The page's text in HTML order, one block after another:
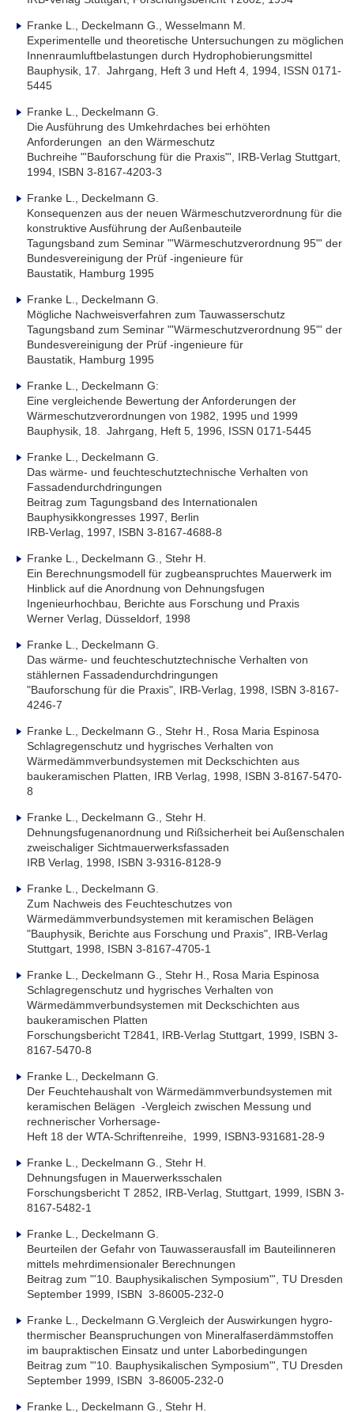
Franke L., Deckelmann G., Wesselmann M.
Experimentelle und theoretische Untersuchungen zu möglichen
Innenraumluftbelastungen durch Hydrophobierungsmittel
Bauphysik, 17. Jahrgang, Heft 3 und Heft 4, 1994, ISSN 0171-
5445
Franke L., Deckelmann G.
Die Ausführung des Umkehrdaches bei erhöhten
Anforderungen an den Wärmeschutz
Buchreihe "'Bauforschung für die Praxis"', IRB-Verlag Stuttgart,
1994, ISBN 3-8167-4203-3
Franke L., Deckelmann G.
Konsequenzen aus der neuen Wärmeschutzverordnung für die
konstruktive Ausführung der Außenbauteile
Tagungsband zum Seminar "'Wärmeschutzverordnung 95"' der
Bundesvereinigung der Prüf -ingenieure für
Baustatik, Hamburg 1995
Franke L., Deckelmann G.
Mögliche Nachweisverfahren zum Tauwasserschutz
Tagungsband zum Seminar "'Wärmeschutzverordnung 95"' der
Bundesvereinigung der Prüf -ingenieure für
Baustatik, Hamburg 1995
Franke L., Deckelmann G:
Eine vergleichende Bewertung der Anforderungen der
Wärmeschutzverordnungen von 1982, 1995 und 1999
Bauphysik, 18. Jahrgang, Heft 5, 1996, ISSN 0171-5445
Franke L., Deckelmann G.
Das wärme- und feuchteschutztechnische Verhalten von
Fassadendurchdringungen
Beitrag zum Tagungsband des Internationalen
Bauphysikkongresses 1997, Berlin
IRB-Verlag, 1997, ISBN 3-8167-4688-8
Franke L., Deckelmann G., Stehr H.
Ein Berechnungsmodell für zugbeanspruchtes Mauerwerk im
Hinblick auf die Anordnung von Dehnungsfugen
Ingenieurhochbau, Berichte aus Forschung und Praxis
Werner Verlag, Düsseldorf, 1998
Franke L., Deckelmann G.
Das wärme- und feuchteschutztechnische Verhalten von
stählernen Fassadendurchdringungen
"Bauforschung für die Praxis", IRB-Verlag, 1998, ISBN 3-8167-
4246-7
Franke L., Deckelmann G., Stehr H., Rosa Maria Espinosa
Schlagregenschutz und hygrisches Verhalten von
Wärmedämmverbundsystemen mit Deckschichten aus
baukeramischen Platten, IRB Verlag, 1998, ISBN 3-8167-5470-
8
Franke L., Deckelmann G., Stehr H.
Dehnungsfugenanordnung und Rißsicherheit bei Außenschalen
zweischaliger Sichtmauerwerksfassaden
IRB Verlag, 1998, ISBN 3-9316-8128-9
Franke L., Deckelmann G.
Zum Nachweis des Feuchteschutzes von
Wärmedämmverbundsystemen mit keramischen Belägen
"Bauphysik, Berichte aus Forschung und Praxis", IRB-Verlag
Stuttgart, 1998, ISBN 3-8167-4705-1
Franke L., Deckelmann G., Stehr H., Rosa Maria Espinosa
Schlagregenschutz und hygrisches Verhalten von
Wärmedämmverbundsystemen mit Deckschichten aus
baukeramischen Platten
Forschungsbericht T2841, IRB-Verlag Stuttgart, 1999, ISBN 3-
8167-5470-8
Franke L., Deckelmann G.
Der Feuchtehaushalt von Wärmedämmverbundsystemen mit
keramischen Belägen -Vergleich zwischen Messung und
rechnerischer Vorhersage-
Heft 18 der WTA-Schriftenreihe, 1999, ISBN3-931681-28-9
Franke L., Deckelmann G., Stehr H.
Dehnungsfugen in Mauerwerksschalen
Forschungsbericht T 2852, IRB-Verlag, Stuttgart, 1999, ISBN 3-
8167-5482-1
Franke L., Deckelmann G.
Beurteilen der Gefahr von Tauwasserausfall im Bauteilinneren
mittels mehrdimensionaler Berechnungen
Beitrag zum "'10. Bauphysikalischen Symposium"', TU Dresden
September 1999, ISBN 3-86005-232-0
Franke L., Deckelmann G.Vergleich der Auswirkungen hygro-
thermischer Beanspruchungen von Mineralfaserdämmstoffen
im baupraktischen Einsatz und unter Laborbedingungen
Beitrag zum "'10. Bauphysikalischen Symposium"', TU Dresden
September 1999, ISBN 3-86005-232-0
Franke L., Deckelmann G., Stehr H.